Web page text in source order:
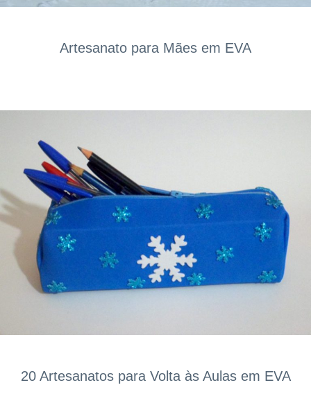
Artesanato para Mães em EVA
20 Artesanatos para Volta às Aulas em EVA